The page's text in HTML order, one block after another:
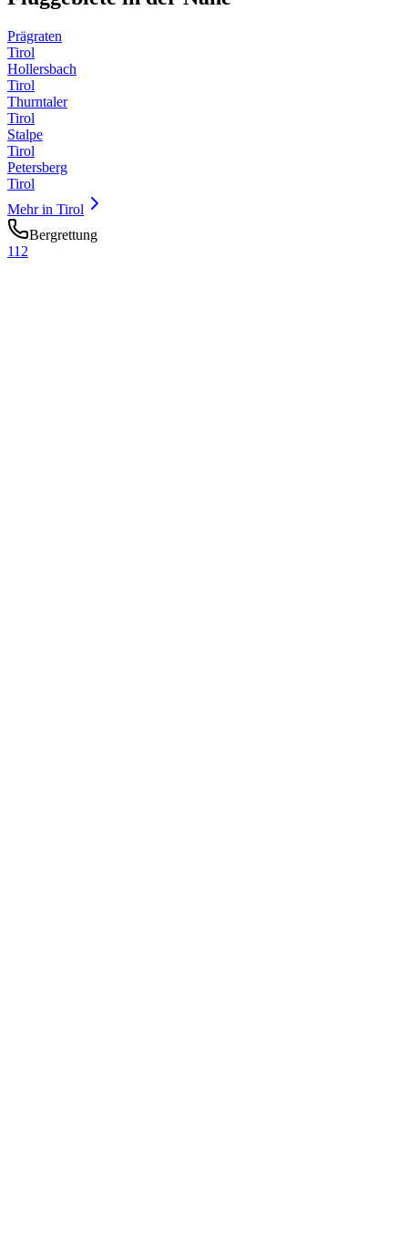
Prägraten
Tirol
Hollersbach
Tirol
Thurntaler
Tirol
Stalpe
Tirol
Petersberg
Tirol
Mehr in Tirol
Bergrettung
112